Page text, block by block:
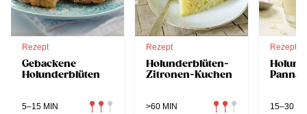
Rezept
Gebackene
Holunderblüten
5–15 MIN
Rezept
Holunderblüten-
Zitronen-Kuchen
>60 MIN
Rezept
15–30